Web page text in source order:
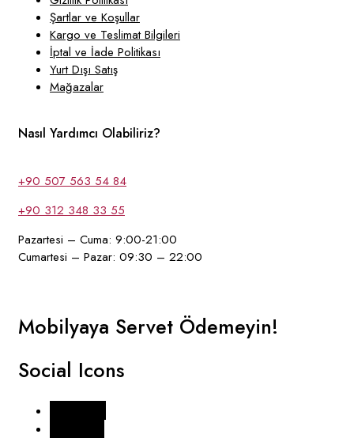
Şartlar ve Koşullar
Kargo ve Teslimat Bilgileri
İptal ve İade Politikası
Yurt Dışı Satış
Mağazalar
Nasıl Yardımcı Olabiliriz?
+90 507 563 54 84
+90 312 348 33 55
Pazartesi – Cuma: 9:00-21:00
Cumartesi – Pazar: 09:30 – 22:00
Mobilyaya Servet Ödemeyin!
Social Icons